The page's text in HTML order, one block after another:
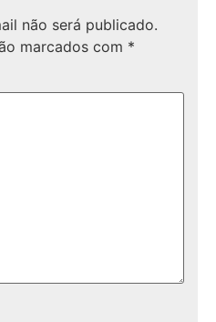
não será publicado.
marcados com *